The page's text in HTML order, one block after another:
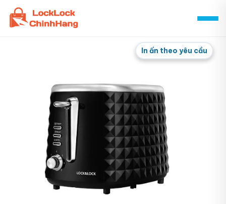
Skip
content
In ấn theo yêu cầu